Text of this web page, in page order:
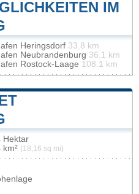
IM
Heringsdorf 33.8 km
Neubrandenburg 36.1 km
Rostock-Laage 108.1 km
Hektar
km² (18,16 sq mi)